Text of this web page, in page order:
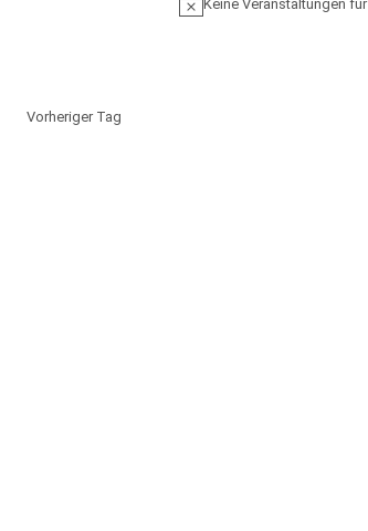
Keine Veranstaltungen
Vorheriger Tag